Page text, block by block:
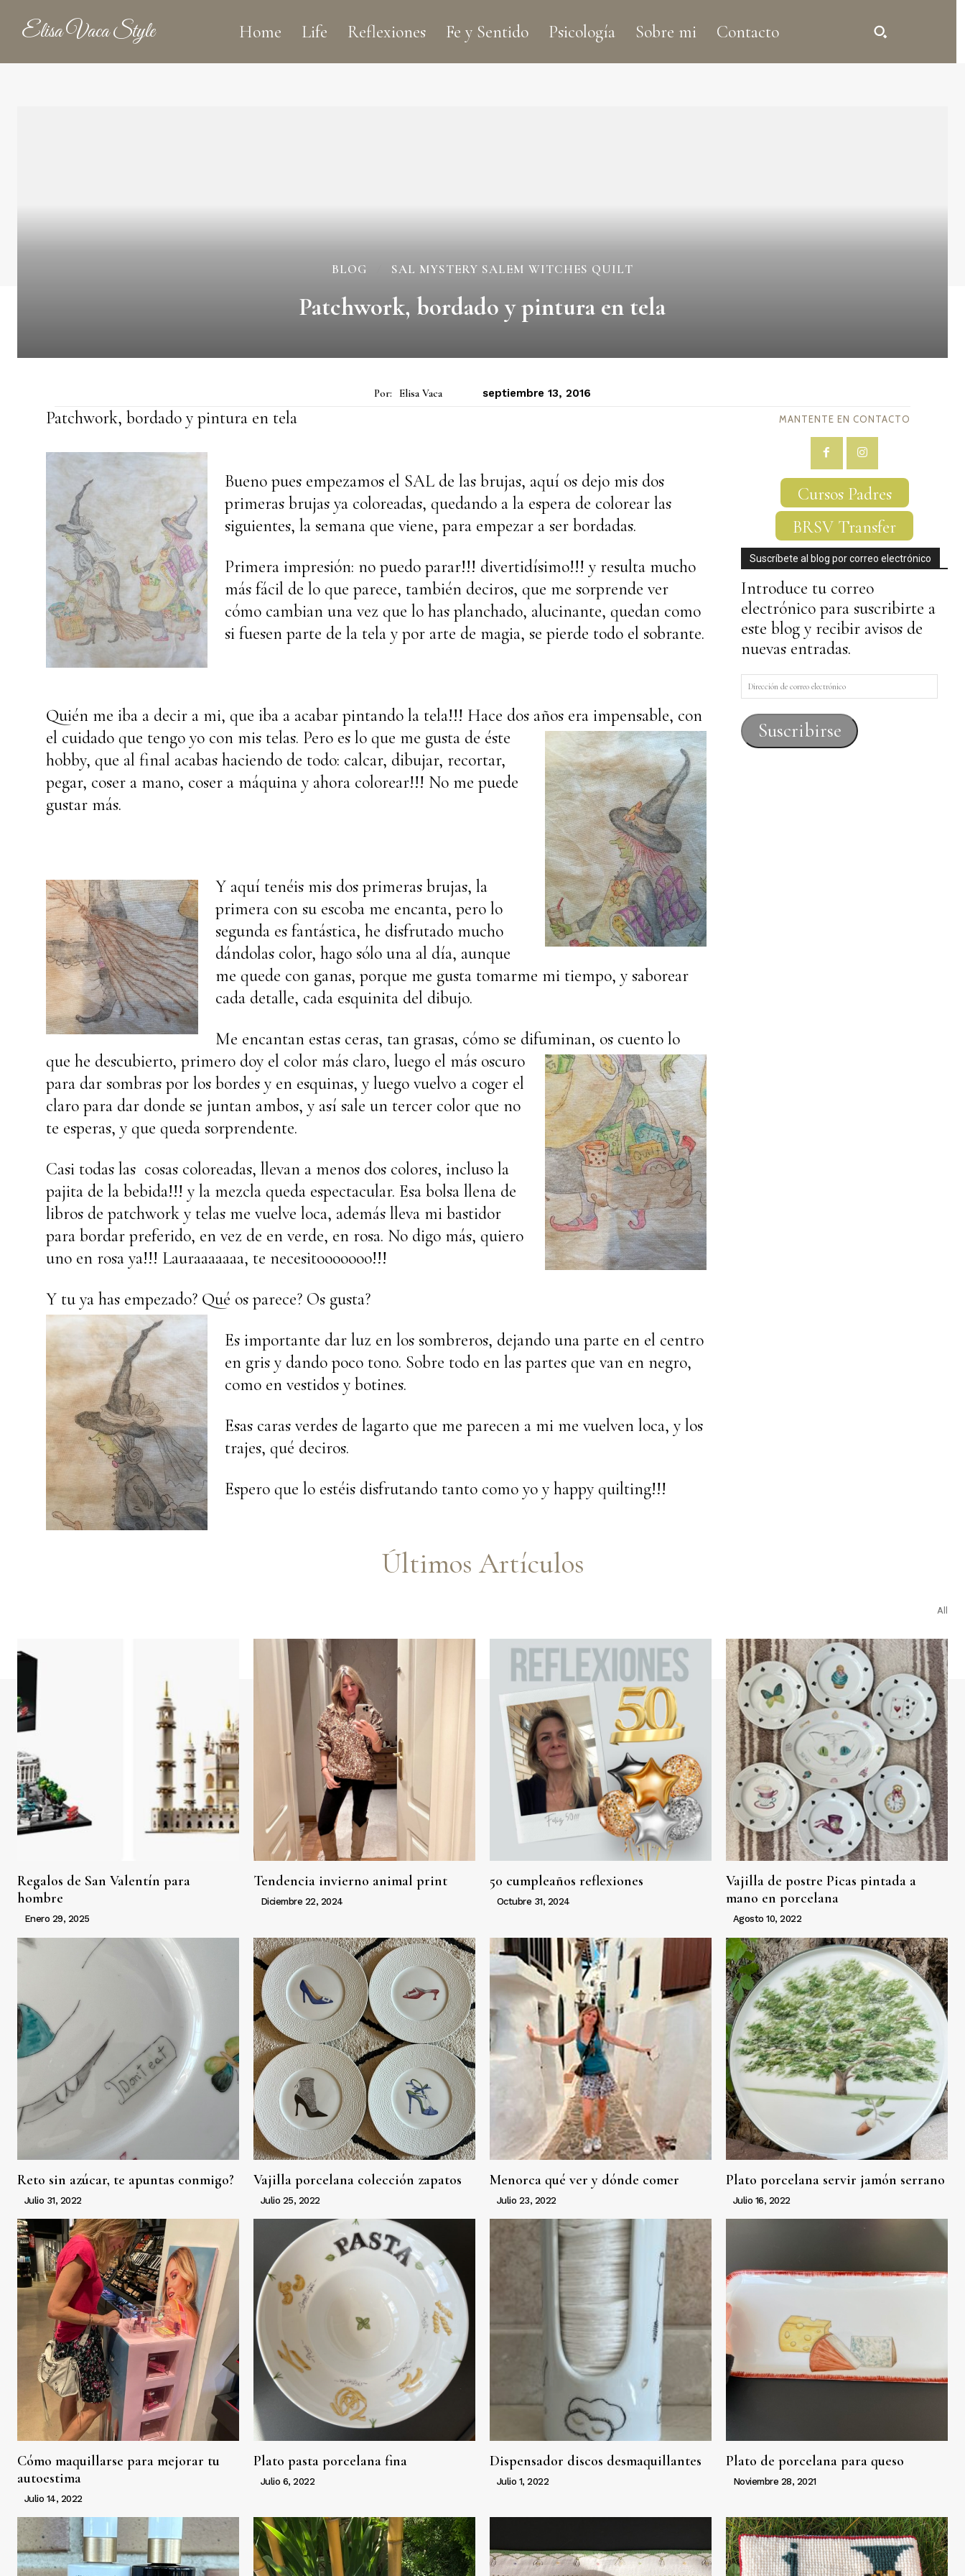
Elisa Vaca Style Home Life Reflexiones Fe y Sentido Psicología Sobre mi Contacto
BLOG SAL MYSTERY SALEM WITCHES QUILT
Patchwork, bordado y pintura en tela
Por: Elisa Vaca septiembre 13, 2016
Patchwork, bordado y pintura en tela
Bueno pues empezamos el SAL de las brujas, aquí os dejo mis dos
primeras brujas ya coloreadas, quedando a la espera de colorear las
siguientes, la semana que viene, para empezar a ser bordadas.
Primera impresión: no puedo parar!!! divertidísimo!!! y resulta mucho
más fácil de lo que parece, también deciros, que me sorprende ver
cómo cambian una vez que lo has planchado, alucinante, quedan como
si fuesen parte de la tela y por arte de magia, se pierde todo el sobrante.
Quién me iba a decir a mi, que iba a acabar pintando la tela!!! Hace dos años era impensable, con
el cuidado que tengo yo con mis telas. Pero es lo que me gusta de éste
hobby, que al final acabas haciendo de todo: calcar, dibujar, recortar,
pegar, coser a mano, coser a máquina y ahora colorear!!! No me puede
gustar más.
Y aquí tenéis mis dos primeras brujas, la
primera con su escoba me encanta, pero lo
segunda es fantástica, he disfrutado mucho
dándolas color, hago sólo una al día, aunque
me quede con ganas, porque me gusta tomarme mi tiempo, y saborear
cada detalle, cada esquinita del dibujo.
Me encantan estas ceras, tan grasas, cómo se difuminan, os cuento lo
que he descubierto,primero doy el color más claro, luego el más oscuro
para dar sombras por los bordes y en esquinas, y luego vuelvo a coger el
claro para dar donde se juntan ambos, y así sale un tercer color que no
te esperas, y que queda sorprendente.
Casi todas las cosas coloreadas, llevan a menos dos colores, incluso la
pajita de la bebida!!! y la mezcla queda espectacular. Esa bolsa llena de
libros de patchwork y telas me vuelve loca, además lleva mi bastidor
para bordar preferido, en vez de en verde, en rosa. No digo más, quiero
uno en rosa ya!!! Lauraaaaaaa, te necesitooooooo!!!
Y tu ya has empezado? Qué os parece? Os gusta?
Es importante dar luz en los sombreros, dejando una parte en el centro
en gris y dando poco tono. Sobre todo en las partes que van en negro,
como en vestidos y botines.
Esas caras verdes de lagarto que me parecen a mi me vuelven loca, y los
trajes, qué deciros.
Espero que lo estéis disfrutando tanto como yo y happy quilting!!!
MANTENTE EN CONTACTO
Cursos Padres
BRSV Transfer
Suscríbete al blog por correo electrónico
Introduce tu correo
electrónico para suscribirte a
este blog y recibir avisos de
nuevas entradas.
Dirección
de
correo
electrónico
Suscribirse
Últimos Artículos
All
Regalos de San Valentín para
hombre
Enero 29, 2025
Tendencia invierno animal print
Diciembre 22, 2024
50 cumpleaños reflexiones
Octubre 31, 2024
Vajilla de postre Picas pintada a
mano en porcelana
Agosto 10, 2022
Reto sin azúcar, te apuntas conmigo?
Julio 31, 2022
Vajilla porcelana colección zapatos
Julio 25, 2022
Menorca qué ver y dónde comer
Julio 23, 2022
Plato porcelana servir jamón serrano
Julio 16, 2022
Cómo maquillarse para mejorar tu
autoestima
Julio 14, 2022
Plato pasta porcelana fina
Julio 6, 2022
Dispensador discos desmaquillantes
Julio 1, 2022
Plato de porcelana para queso
Noviembre 28, 2021